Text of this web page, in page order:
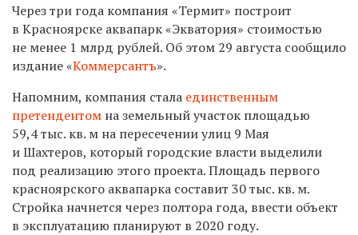
Через три года компания «Термит» построит
в Красноярске аквапарк «Экватория» стоимостью
не менее 1 млрд рублей. Об этом 29 августа сообщило
издание «Коммерсантъ».
Напомним, компания стала единственным
претендентом на земельный участок площадью
59,4 тыс. кв. м на пересечении улиц 9 Мая
и Шахтеров, который городские власти выделили
под реализацию этого проекта. Площадь первого
красноярского аквапарка составит 30 тыс. кв. м.
Стройка начнется через полтора года, ввести объект
в эксплуатацию планируют в 2020 году.